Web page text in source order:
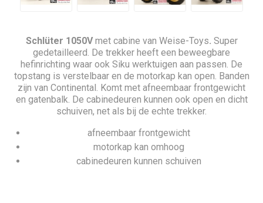
Schlüter 1050Vmet cabine van Weise-Toys. Super
gedetailleerd. De trekker heeft een beweegbare
hefinrichting waar ook Siku werktuigen aan passen. De
topstang is verstelbaar en de motorkap kan open. Banden
zijn van Continental. Komt met afneembaar frontgewicht
en gatenbalk. De cabinedeuren kunnen ook open en dicht
schuiven, net als bij de echte trekker.
afneembaar frontgewicht
motorkap kan omhoog
cabinedeuren kunnen schuiven